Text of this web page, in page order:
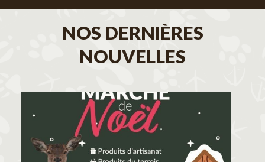
NOS DERNIÈRES
NOUVELLES